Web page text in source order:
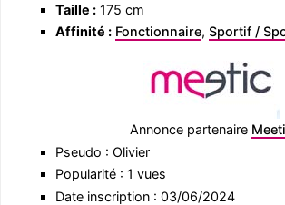
Taille :175 cm
Affinité : Fonctionnaire, Sportif /
Annonce partenaire
Pseudo : Olivier
Popularité : 1 vues
Date inscription : 03/06/2024